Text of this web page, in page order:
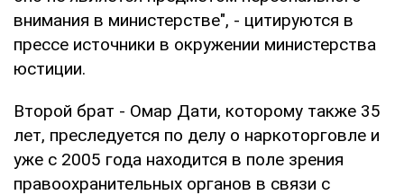
внимания в министерстве", - цитируются в
прессе источники в окружении министерства
юстиции.
Второй брат - Омар Дати, которому также 35
лет, преследуется по делу о наркоторговле и
уже с 2005 года находится в поле зрения
правоохранительных органов в связи с